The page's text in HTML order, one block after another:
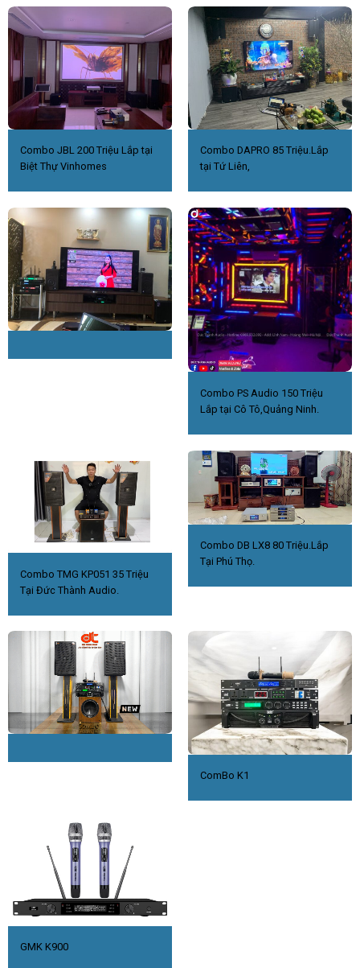
Combo JBL 200 Triệu Lắp tại
Biệt Thự Vinhomes
Combo DAPRO 85 Triệu.Lắp
tại Tứ Liên,
Combo PS Audio 150 Triệu
Lắp tại Cô Tô,Quảng Ninh.
Combo TMG KP051 35 Triệu
Tại Đức Thành Audio.
Combo DB LX8 80 Triệu.Lắp
Tại Phú Thọ.
ComBo K1
GMK K900